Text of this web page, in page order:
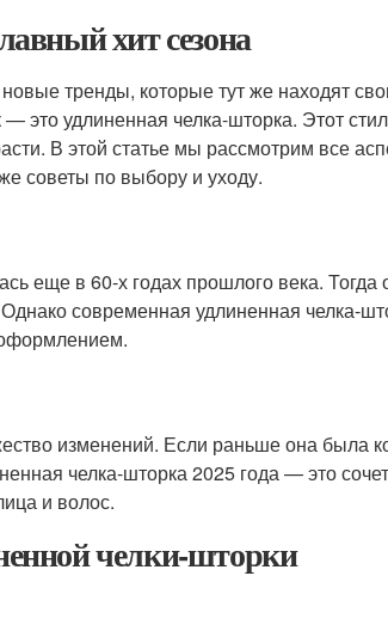
хит сезона
тренды, которые тут же находят
это удлиненная челка-шторка. Этот
В этой статье мы рассмотрим все
советы по выбору и уходу.
еще в 60-х годах прошлого века.
современная удлиненная челка-
изменений. Если раньше она была
челка-шторка 2025 года — это
и волос.
челки-шторки